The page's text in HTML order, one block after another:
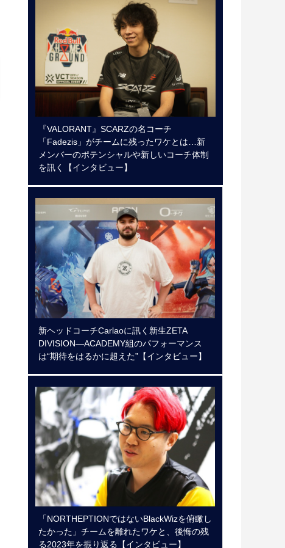
『VALORANT』SCARZの名コーチ
「Fadezis」がチームに残ったワケとは…新
メンバーのポテンシャルや新しいコーチ体制
を訊く【インタビュー】
新ヘッドコーチCarlaoに訊く新生ZETA
DIVISION―ACADEMY組のパフォーマンス
は“期待をはるかに超えた”【インタビュー】
「NORTHEPTIONではないBlackWizを俯瞰し
たかった」チームを離れたワケと、後悔の残
る2023年を振り返る【インタビュー】